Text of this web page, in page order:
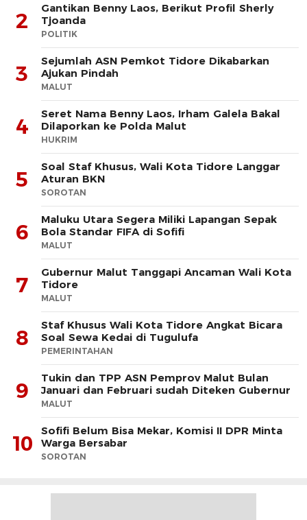
2
Gantikan Benny Laos, Berikut Profil Sherly
Tjoanda
POLITIK
3
Sejumlah ASN Pemkot Tidore Dikabarkan
Ajukan Pindah
MALUT
4
Seret Nama Benny Laos, Irham Galela Bakal
Dilaporkan ke Polda Malut
HUKRIM
5
Soal Staf Khusus, Wali Kota Tidore Langgar
Aturan BKN
SOROTAN
6
Maluku Utara Segera Miliki Lapangan Sepak
Bola Standar FIFA di Sofifi
MALUT
7
Gubernur Malut Tanggapi Ancaman Wali Kota
Tidore
MALUT
8
Staf Khusus Wali Kota Tidore Angkat Bicara
Soal Sewa Kedai di Tugulufa
PEMERINTAHAN
9
Tukin dan TPP ASN Pemprov Malut Bulan
Januari dan Februari sudah Diteken Gubernur
MALUT
10
Sofifi Belum Bisa Mekar, Komisi II DPR Minta
Warga Bersabar
SOROTAN